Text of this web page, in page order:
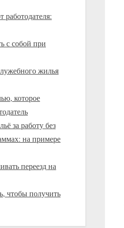
с собой при
жилья
которое
за работу без
на примере
переезд на
чтобы получить